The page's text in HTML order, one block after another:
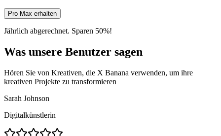
Pro Max erhalten
Jährlich abgerechnet. Sparen 50%!
Was unsere Benutzer sagen
Hören Sie von Kreativen, die X Banana verwenden, um ihre
kreativen Projekte zu transformieren
Sarah Johnson
Digitalkünstlerin